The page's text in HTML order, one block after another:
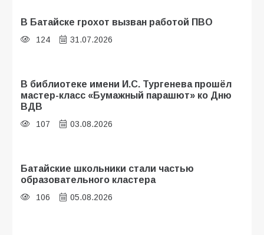
В Батайске грохот вызван работой ПВО
124 31.07.2026
В библиотеке имени И.С. Тургенева прошёл
мастер-класс «Бумажный парашют» ко Дню
ВДВ
107 03.08.2026
Батайские школьники стали частью
образовательного кластера
106 05.08.2026